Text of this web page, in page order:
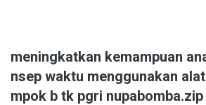
meningkatkan kemampuan
nsep waktu menggunakan
mpok b tk pgri nupabomba.zip